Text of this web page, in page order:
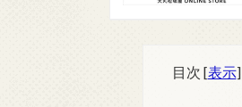
目次 [表示]